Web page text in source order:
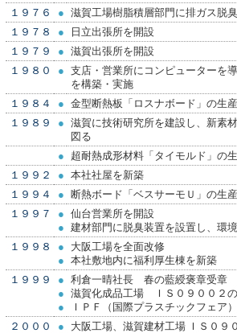
１９７６
● 滋賀工場樹脂積層部門に排ガス脱
１９７８
●
日立出張所を開設
１９７９
● 滋賀出張所を開設
１９８０
● 支店・営業所にコンピューターを
を構築・実施
１９８４
● 金型断熱板「ロスナボード」の生
１９８９
● 滋賀に技術研究所を建設し、新素
図る
●
超耐熱成形材料「タイモルド」の
１９９２
● 本社社屋を新築
１９９４
●
断熱ボード「ベスサーモＵ」の生
１９９７
●
●
仙台営業所を開設
建材部門に脱臭装置を設置し、環
１９９８
●
●
大阪工場を全面改修
本社敷地内に福利厚生棟を新築
１９９９
●
●
●
利倉一晴社長 春の藍綬褒章受章
滋賀化成品工場 ＩＳ０９００２
ＩＰＦ（国際プラスチックフェア
２０００
●
大阪工場、滋賀建材工場 ＩＳ０９